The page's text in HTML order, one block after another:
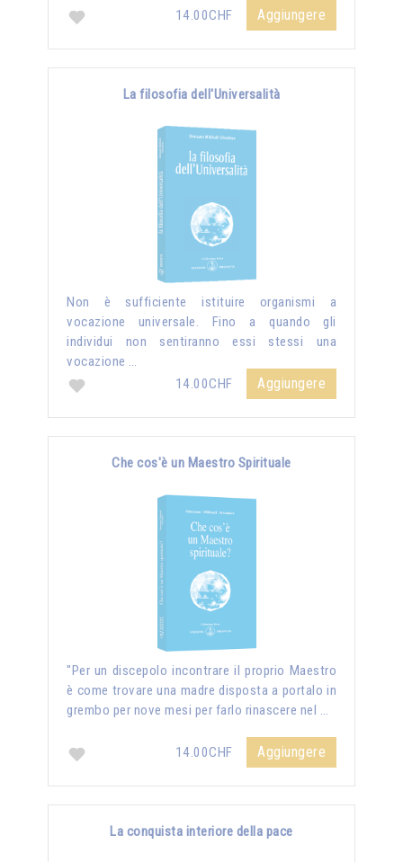
14.00CHF Aggiungere
La filosofia dell'Universalità
Non è sufficiente istituire organismi a
vocazione universale. Fino a quando gli
individui non sentiranno essi stessi una
vocazione …
14.00CHF
Aggiungere
Che cos'è un Maestro Spirituale
"Per un discepolo incontrare il proprio Maestro
è come trovare una madre disposta a portalo in
grembo per nove mesi per farlo rinascere nel …
14.00CHF Aggiungere
La conquista interiore della pace